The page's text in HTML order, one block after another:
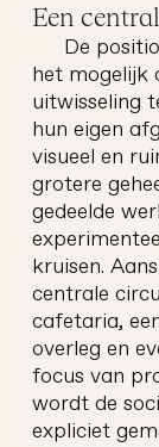
Een
De
het mogelijk
uitwisseling
hun eigen
visueel en
grotere
gedeelde
kruisen.
centrale
cafetaria,
overleg en
focus van
wordt de
expliciet
peper